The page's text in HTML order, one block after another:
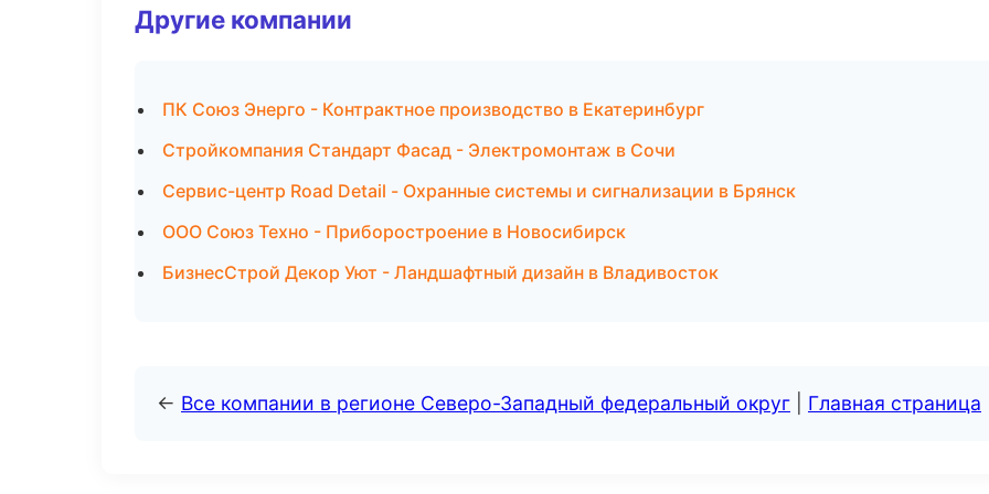
Другие компании
ПК Союз Энерго - Контрактное производство в Екатеринбург
Стройкомпания Стандарт Фасад - Электромонтаж в Сочи
Сервис-центр Road Detail - Охранные системы и сигнализации в Брянск
ООО Союз Техно - Приборостроение в Новосибирск
БизнесСтрой Декор Уют - Ландшафтный дизайн в Владивосток
← Все компании в регионе Северо-Западный федеральный округ Главная страница